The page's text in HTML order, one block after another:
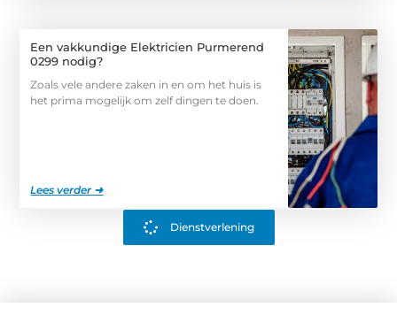
Een vakkundige Elektricien Purmerend
0299 nodig?
Zoals vele andere zaken in en om het huis is
het prima mogelijk om zelf dingen te doen.
Lees verder ➜
Dienstverlening